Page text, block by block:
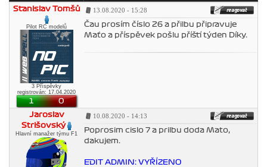
Stanislav Tomšů
Pilot RC modelů
3 Příspěvky
registrován: 17.04.2020
1 0
13.08.2020 - 15:28
Čau prosím číslo 26 a přilbu připravuje
Maťo a příspěvek pošlu příští týden Díky.
Jaroslav
Strišovský
Hlavní manažer týmu F1
10.08.2020 - 14:13
Poprosim cislo 7 a prilbu doda Mato,
dakujem.
EDIT ADMIN: VYŘÍZENO